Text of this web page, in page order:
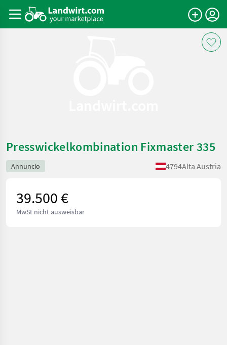
Presswickelkombination Fixmaster 335
Annuncio 4794Alta Austria
39.500 €
MwSt nicht ausweisbar